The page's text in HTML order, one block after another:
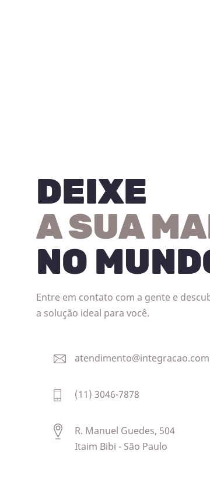
DEIXE
A SUA
NO
Entre em contato com a gente e
a solução ideal para você.
(11) 3046-7878
R. Manuel Guedes, 504
Itaim Bibi - São Paulo